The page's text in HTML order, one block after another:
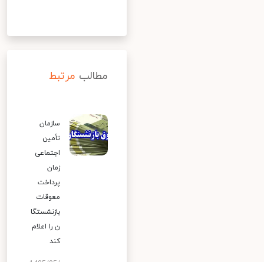
مطالب مرتبط
سازمان
تأمین
اجتماعی
زمان
پرداخت
معوقات
بازنشستگا
ن را اعلام
کند